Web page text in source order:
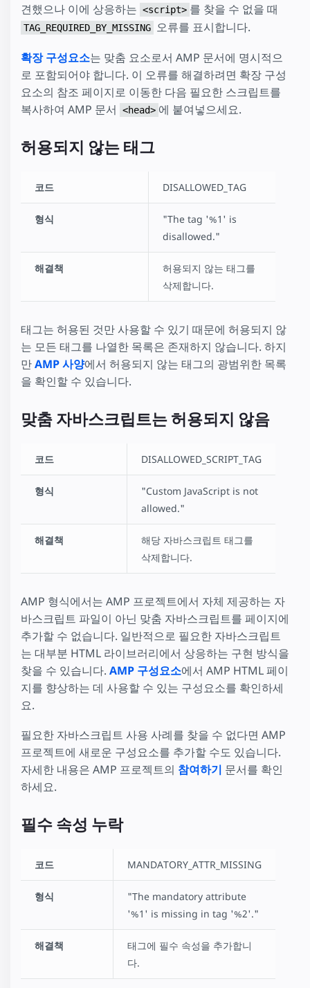
견했으나 이에 상응하는 <script> 를 찾을 수 없을 때
TAG_REQUIRED_BY_MISSING 오류를 표시합니다.
확장 구성요소는 맞춤 요소로서 AMP 문서에 명시적으
로 포함되어야 합니다. 이 오류를 해결하려면 확장 구성
요소의 참조 페이지로 이동한 다음 필요한 스크립트를
복사하여 AMP 문서
<head> 에 붙여넣으세요.
허용되지 않는 태그
코드 DISALLOWED_TAG
형식
"The tag '%1' is
disallowed."
해결책
허용되지 않는 태그를
삭제합니다.
태그는 허용된 것만 사용할 수 있기 때문에 허용되지 않
는 모든 태그를 나열한 목록은 존재하지 않습니다. 하지
만AMP 사양에서 허용되지 않는 태그의 광범위한 목록
을 확인할 수 있습니다.
맞춤 자바스크립트는 허용되지 않음
코드 DISALLOWED_SCRIPT_TAG
형식
"Custom JavaScript is not
allowed."
해결책
해당 자바스크립트 태그를
삭제합니다.
AMP 형식에서는 AMP 프로젝트에서 자체 제공하는 자
바스크립트 파일이 아닌 맞춤 자바스크립트를 페이지에
추가할 수 없습니다. 일반적으로 필요한 자바스크립트
는 대부분 HTML 라이브러리에서 상응하는 구현 방식을
찾을 수 있습니다. AMP 구성요소에서 AMP HTML 페이
지를 향상하는 데 사용할 수 있는 구성요소를 확인하세
요.
필요한 자바스크립트 사용 사례를 찾을 수 없다면 AMP
프로젝트에 새로운 구성요소를 추가할 수도 있습니다.
자세한 내용은 AMP 프로젝트의 참여하기 문서를 확인
하세요.
필수 속성 누락
코드 MANDATORY_ATTR_MISSING
형식
"The mandatory attribute
'%1' is missing in tag '%2'."
해결책
태그에 필수 속성을 추가합니
다.